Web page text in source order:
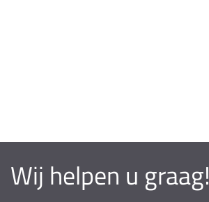
Wij helpen u graag!